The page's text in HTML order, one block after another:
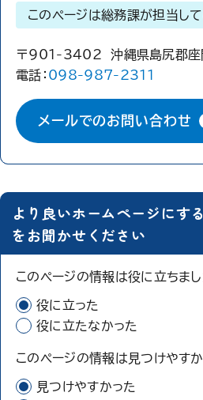
このページは総務課が担当し
〒901-3402 沖縄県島尻郡座
電話： 098-987-2311
メールでのお問い合わせ
より良いホームページにす
をお聞かせください
このページの情報は役に立ちま
役に立った
役に立たなかった
このページの情報は見つけやす
見つけやすかった